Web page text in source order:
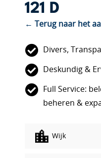
121 D
← Terug naar het
Divers,
Deskundig &
Full Service:
beheren &
Wijk